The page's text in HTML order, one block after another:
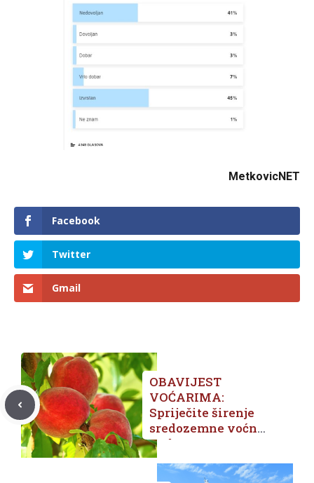
MetkovicNET
Facebook
Twitter
Gmail
OBAVIJEST
VOĆARIMA:
Spriječite širenje
sredozemne voćne
muhe